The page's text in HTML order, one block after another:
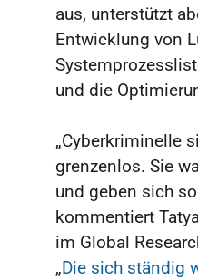
aus, unterstützt
Entwicklung von
und die
„Cyberkriminelle
grenzenlos. Sie
und geben sich
kommentiert
im Global
„Die sich ständig